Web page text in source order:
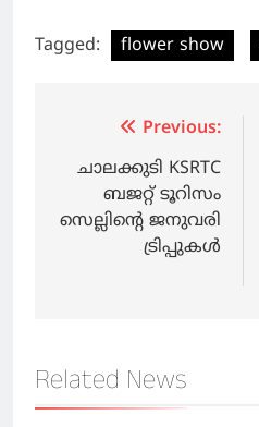
Tagged: flower show
navigation
Previous:
ചാലക്കുടി KSRTC
ബജറ്റ് ടൂറിസം
സെല്ലിന്റെ ജനുവരി
ട്രിപ്പുകൾ
Related News